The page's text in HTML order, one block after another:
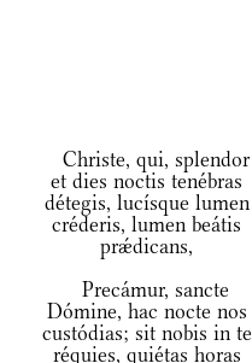
Christe, qui, splendor
et dies noctis tenébras
détegis, lucísque lumen
créderis, lumen beátis
prǽdicans,
Precámur, sancte
Dómine, hac nocte nos
custódias; sit nobis in te
réquies, quiétas horas